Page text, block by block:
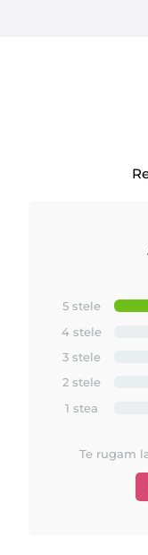
5 stele
4 stele
3 stele
2 stele
1 stea
Te rugam